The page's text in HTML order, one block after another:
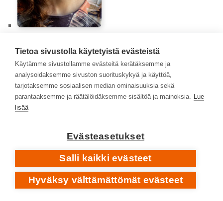
Auli Särkiö-Pitkänen
Azra Arnautović
Tietoa sivustolla käytetyistä evästeistä
Käytämme sivustollamme evästeitä kerätäksemme ja
analysoidaksemme sivuston suorituskykyä ja käyttöä,
tarjotaksemme sosiaalisen median ominaisuuksia sekä
parantaaksemme ja räätälöidäksemme sisältöä ja mainoksia. Lue
lisää
Evästeasetukset
Salli kaikki evästeet
Hyväksy välttämättömät evästeet